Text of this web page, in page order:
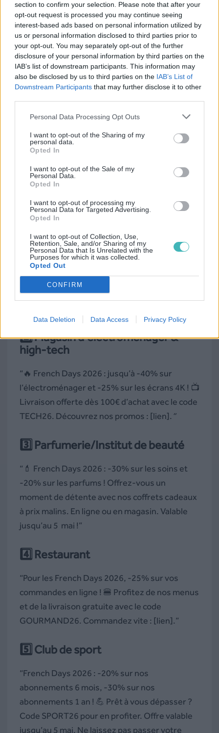
section to confirm your selection. Please note that after your
opt-out request is processed you may continue seeing
interest-based ads based on personal information utilized by
us or personal information disclosed to third parties prior to
your opt-out. You may separately opt-out of the further
disclosure of your personal information by third parties on the
IAB’s list of downstream participants. This information may
also be disclosed by us to third parties on the IAB’s List of
Downstream Participants that may further disclose it to other
Personal Data Processing Opt Outs
I want to opt-out of the Sharing of my
personal data.
Opted In
I want to opt-out of the Sale of my
Personal Data.
Opted In
I want to opt-out of processing my
Personal Data for Targeted Advertising.
Opted In
I want to opt-out of Collection, Use,
Retention, Sale, and/or Sharing of my
Personal Data that Is Unrelated with the
Purposes for which it was collected.
Opted Out
CONFIRM
Data Deletion Data Access Privacy Policy
permettent aussi de renforcer leur visibilité et
d’attirer de nouveaux clients, tout en fidélisant
leur clientèle existante. De plus, cet
événement est idéal pour écouler les stocks
excédentaires, de quoi commencer la saison
estivale sur de bonnes bases.
habituellement organisées par les acteurs du
commerce en ligne, les commerçant physiques
peuvent également y participer !
5 exemples de SMS pour
les French Days
“Les French Days 2026 sont là ! 🎉 Profitez de
-50% sur toute la collection été et de -30% sur
les accessoires jusqu’au 5 mai ! Code promo :
FRENCH50. En magasin ou sur [lien vers le
2️⃣ Magasin d’électroménager &
high-tech
“🔥 French Days 2026 : jusqu’à -40% sur
l’électroménager et -25% sur les écrans 4K ! 📺
Livraison offerte dès 100€ d’achat avec le code
TECH26. Découvrez nos promos : [lien]. “
3️⃣ Parfumerie/Institut de beauté
“💄 French Days 2026 : -30% sur les soins et
-20% sur les parfums ! Offrez-vous un
moment de détente avec nos coffrets cadeaux
à prix malins. En ligne ou en magasin. Valable
jusqu’au 5 mai !”
4️⃣ Restaurant
“Pour les French Days 2026, -25% sur vos
commandes en ligne ! 🍔 Profitez de nos menus
et de la livraison gratuite avec le code
GOURMAND26. Commandez vite : [lien].”
5️⃣ Club de sport
“French Days 2026 : -20% sur nos
abonnements 6 mois, -30% sur nos
abonnements 1 an ! 💪 Prêt à vous dépasser ?
Code SPORT26 pour en profiter. Offre valable
jusqu’au 5 mai. Ne laissez pas passer votre